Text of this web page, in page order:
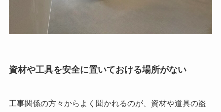
資材や工具を安全に置いておける場所がない
工事関係の方々からよく聞かれるのが、資材や道具の盗